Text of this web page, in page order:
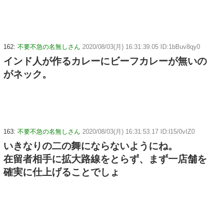
162: 不要不急の名無しさん 2020/08/03(月) 16:31:39.05 ID:1bBuv8qy0
インド人が作るカレーにビーフカレーが無いの
がネック。
163: 不要不急の名無しさん 2020/08/03(月) 16:31:53.17 ID:l15/0vIZ0
いきなりの二の舞にならないようにね。
在留者相手に拡大路線をとらず、まず一店舗を
確実に仕上げることでしょ